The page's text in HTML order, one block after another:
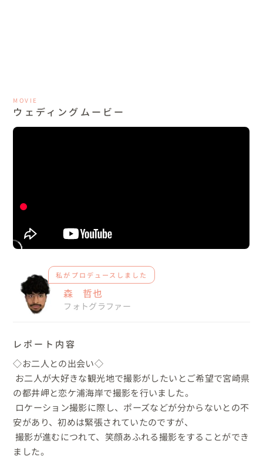
MOVIE
ウェディングムービー
私がプロデュースしました
森 哲也
フォトグラファー
レポート内容
◇お二人との出会い◇
の都井岬と恋ケ浦海岸で撮影を行いました。
安があり、初めは緊張されていたのですが、
ました。